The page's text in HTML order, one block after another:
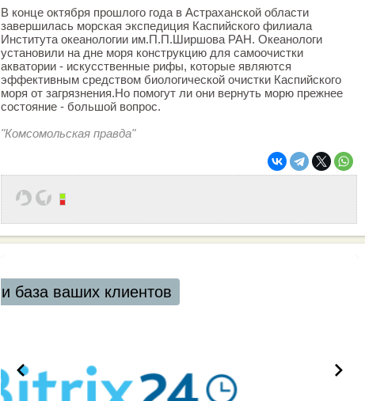
В конце октября прошлого года в Астраханской области
завершилась морская экспедиция Каспийского филиала
Института океанологии им.П.П.Ширшова РАН. Океанологи
установили на дне моря конструкцию для самоочистки
акватории - искусственные рифы, которые являются
эффективным средством биологической очистки Каспийского
моря от загрязнения.Но помогут ли они вернуть морю прежнее
состояние - большой вопрос.
"Комсомольская правда"